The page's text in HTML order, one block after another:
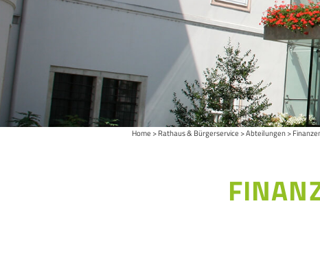
Home Rathaus & Bürgerservice Abteilungen